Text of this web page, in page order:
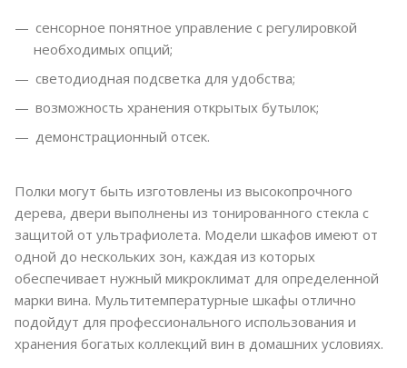
сенсорное понятное управление с регулировкой
необходимых опций;
светодиодная подсветка для удобства;
возможность хранения открытых бутылок;
демонстрационный отсек.
Полки могут быть изготовлены из высокопрочного
дерева, двери выполнены из тонированного стекла с
защитой от ультрафиолета. Модели шкафов имеют от
одной до нескольких зон, каждая из которых
обеспечивает нужный микроклимат для определенной
марки вина. Мультитемпературные шкафы отлично
подойдут для профессионального использования и
хранения богатых коллекций вин в домашних условиях.